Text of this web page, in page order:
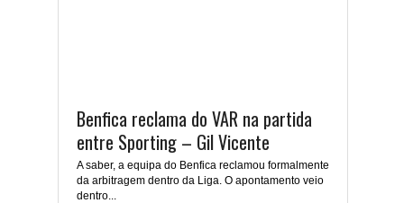
Benfica reclama do VAR na partida
entre Sporting – Gil Vicente
A saber, a equipa do Benfica reclamou formalmente
da arbitragem dentro da Liga. O apontamento veio
dentro...